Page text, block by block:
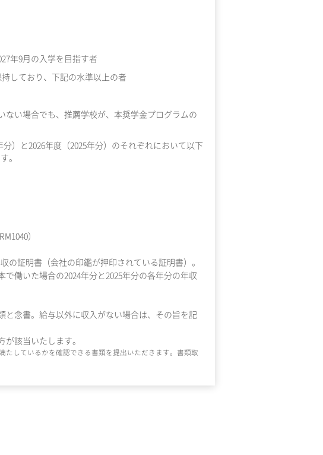
年9月の入学を目指す者
しており、下記の水準以上の者
い場合でも、推薦学校が、本奨学金プログラムの
）と2026年度（2025年分）のそれぞれにおいて以下
。
）
の証明書（会社の印鑑が押印されている証明書）。
働いた場合の2024年分と2025年分の各年分の年収
念書。給与以外に収入がない場合は、その旨を記
該当いたします。
しているかを確認できる書類を提出いただきます。書類取